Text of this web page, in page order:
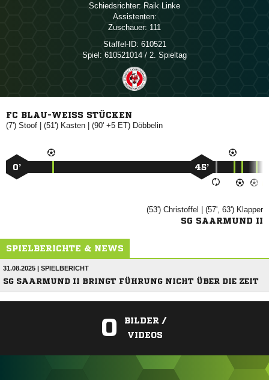
Schiedsrichter:  
Assistenten:
Zuschauer: 111
Staffel-ID: 610521
Spiel: 610521014 / 2. Spieltag
FC BLAU-WEISS STÜCKEN
(7')  | (51')  | (90' +5 ET) 
0’ 45’
(53')  | (57', 63') 
SG SAARMUND II
SPIELBERICHTE & NEWS
31.08.2025 | SPIELBERICHT
SG SAARMUND II BRINGT FÜHRUNG NICHT ÜBER DIE ZEIT
0
BILDER /
VIDEOS